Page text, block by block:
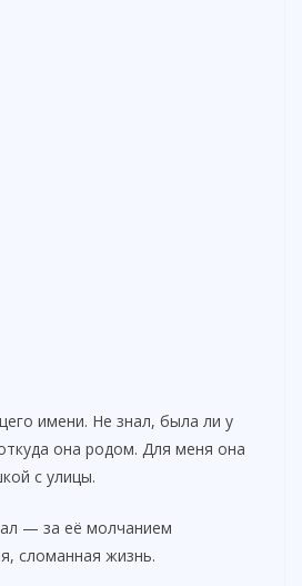
имени. Не знал, была ли у
она родом. Для меня она
с улицы.
— за её молчанием
сломанная жизнь.